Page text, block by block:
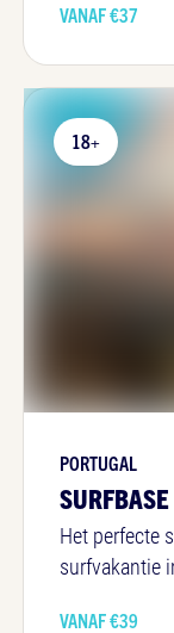
VANAF €37
18+
PORTUGAL
Het perfecte
surfvakantie
VANAF €39